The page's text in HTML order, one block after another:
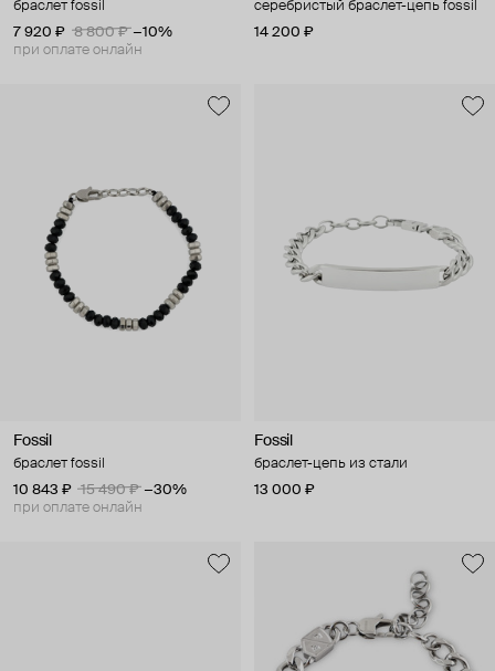
браслет fossil
7 920 ₽
8 800 ₽ −10%
при оплате онлайн
серебристый браслет-цепь fossil
14 200 ₽
Fossil
браслет fossil
10 843 ₽
15 490 ₽ −30%
при оплате онлайн
Fossil
браслет-цепь из стали
13 000 ₽